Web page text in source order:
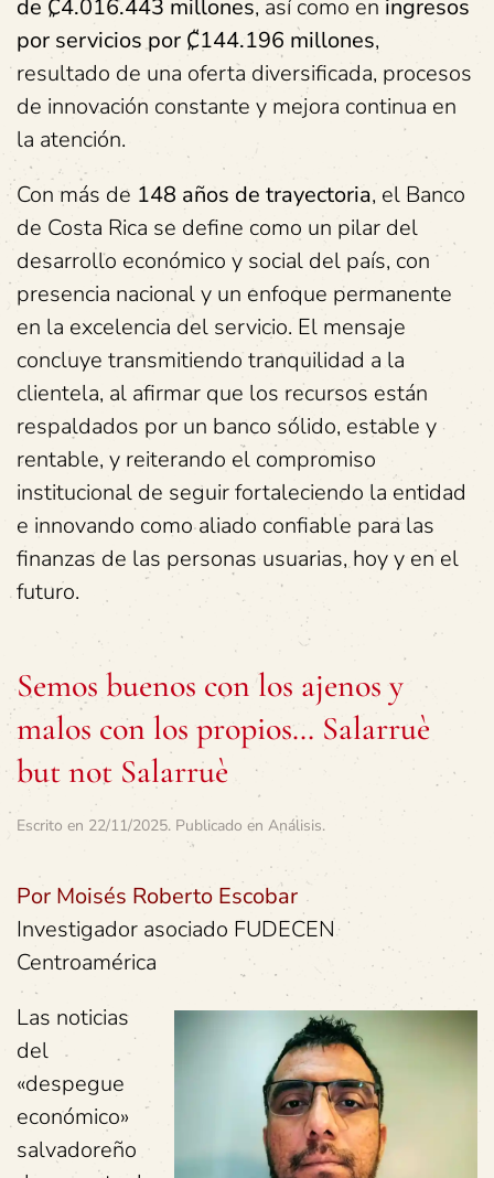
de ₡4.016.443 millones, así como en ingresos
por servicios por ₡144.196 millones,
resultado de una oferta diversificada, procesos
de innovación constante y mejora continua en
la atención.
Con más de 148 años de trayectoria, el Banco
de Costa Rica se define como un pilar del
desarrollo económico y social del país, con
presencia nacional y un enfoque permanente
en la excelencia del servicio. El mensaje
concluye transmitiendo tranquilidad a la
clientela, al afirmar que los recursos están
respaldados por un banco sólido, estable y
rentable, y reiterando el compromiso
institucional de seguir fortaleciendo la entidad
e innovando como aliado confiable para las
finanzas de las personas usuarias, hoy y en el
futuro.
Semos buenos con los ajenos y
malos con los propios… Salarruè
but not Salarruè
Escrito en 22/11/2025. Publicado en Análisis.
Por Moisés Roberto Escobar
Investigador asociado FUDECEN
Centroamérica
Las noticias
del
«despegue
económico»
salvadoreño